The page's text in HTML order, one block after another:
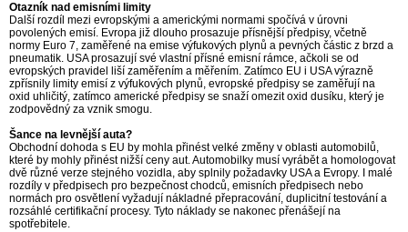
Otazník nad emisními limity
Další rozdíl mezi evropskými a americkými normami spočívá v úrovni
povolených emisí. Evropa již dlouho prosazuje přísnější předpisy, včetně
normy Euro 7, zaměřené na emise výfukových plynů a pevných částic z brzd a
pneumatik. USA prosazují své vlastní přísné emisní rámce, ačkoli se od
evropských pravidel liší zaměřením a měřením. Zatímco EU i USA výrazně
zpřísnily limity emisí z výfukových plynů, evropské předpisy se zaměřují na
oxid uhličitý, zatímco americké předpisy se snaží omezit oxid dusíku, který je
zodpovědný za vznik smogu.
Šance na levnější auta?
Obchodní dohoda s EU by mohla přinést velké změny v oblasti automobilů,
které by mohly přinést nižší ceny aut. Automobilky musí vyrábět a homologovat
dvě různé verze stejného vozidla, aby splnily požadavky USA a Evropy. I malé
rozdíly v předpisech pro bezpečnost chodců, emisních předpisech nebo
normách pro osvětlení vyžadují nákladné přepracování, duplicitní testování a
rozsáhlé certifikační procesy. Tyto náklady se nakonec přenášejí na
spotřebitele.